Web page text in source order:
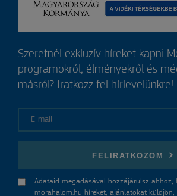
Szeretnél exkluzív híreket kapni
programokról, élményekről és
másról? Iratkozz fel hírlevelünkre!
FELIRATKOZOM
Adataid megadásával hozzájárulsz ahhoz,
morahalom.hu híreket, ajánlatokat